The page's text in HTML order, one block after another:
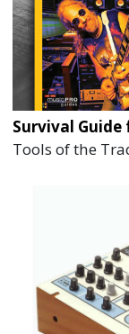
Survival Guide
Tools of the